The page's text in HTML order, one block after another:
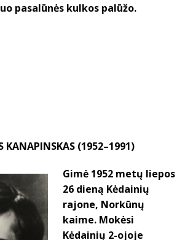
pasalūnės kulkos palūžo.
KANAPINSKAS (1952–1991)
Gimė 1952 metų liepos
26 dieną Kėdainių
rajone, Norkūnų
kaime. Mokėsi
Kėdainių 2-ojoje